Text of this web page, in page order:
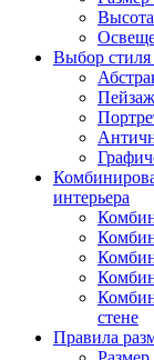
Выбор стиля
интерьера
стене
Правила